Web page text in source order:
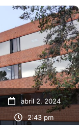
abril 2, 2024
2:43 pm